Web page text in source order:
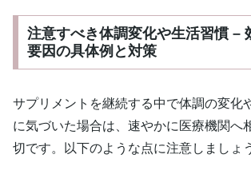
注意すべき体調変化や生活習慣 –
要因の具体例と対策
サプリメントを継続する中で体調の変化
に気づいた場合は、速やかに医療機関へ
切です。以下のような点に注意しましょ